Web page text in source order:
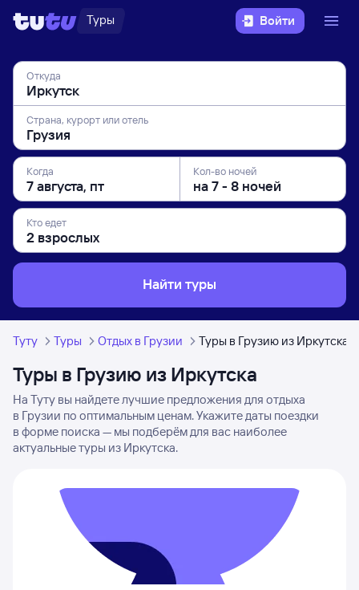
Туры Войти
Откуда
Страна, курорт или отель
Когда Кол-во ночей
Кто едет
Найти туры
Туту Туры Отдых в Грузии Туры в Грузию из Иркутска
Туры в Грузию из Иркутска
На Туту вы найдете лучшие предложения для отдыха
в Грузии по оптимальным ценам. Укажите даты поездки
в форме поиска — мы подберём для вас наиболее
актуальные туры из Иркутска.